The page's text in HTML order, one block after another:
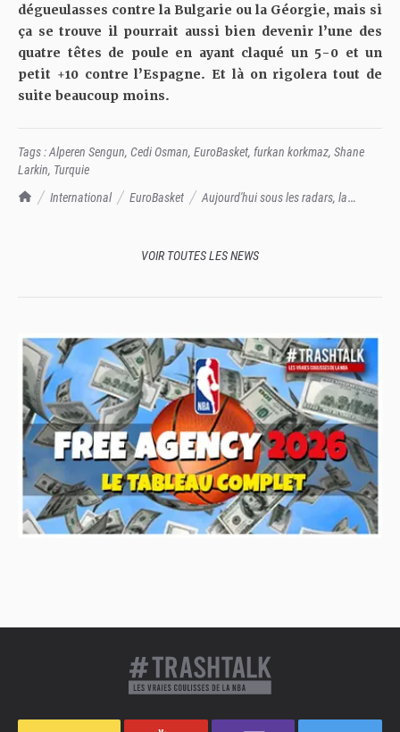
TrashTalk Actu NBA
International EuroBasket
Aujourd'hui sous les radars, la
dégueulasses contre la Bulgarie ou la Géorgie, mais si
ça se trouve il pourrait aussi bien devenir l’une des
quatre têtes de poule en ayant claqué un 5-0 et un
petit +10 contre l’Espagne. Et là on rigolera tout de
suite beaucoup moins.
Tags :Alperen Sengun, Cedi Osman, EuroBasket, furkan korkmaz, Shane
Larkin, Turquie
VOIR TOUTES LES NEWS